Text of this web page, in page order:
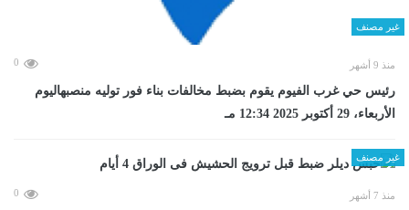
غير مصنف
منذ 9 أشهر 0
رئيس حي غرب الفيوم يقوم بضبط مخالفات بناء فور توليه منصبهاليوم
الأربعاء، 29 أكتوبر 2025 12:34 مـ
غير مصنف
منذ 7 أشهر 0